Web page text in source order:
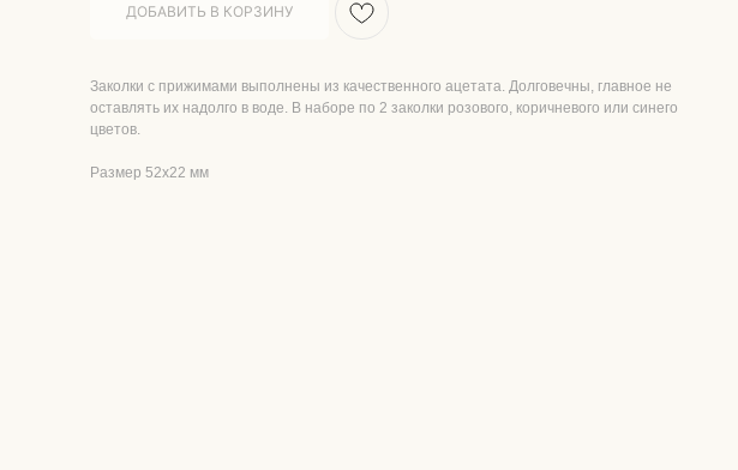
ДОБАВИТЬ В КОРЗИНУ
Заколки с прижимами выполнены из качественного ацетата. Долговечны, главное не
оставлять их надолго в воде. В наборе по 2 заколки розового, коричневого или синего
цветов.
Размер 52x22 мм